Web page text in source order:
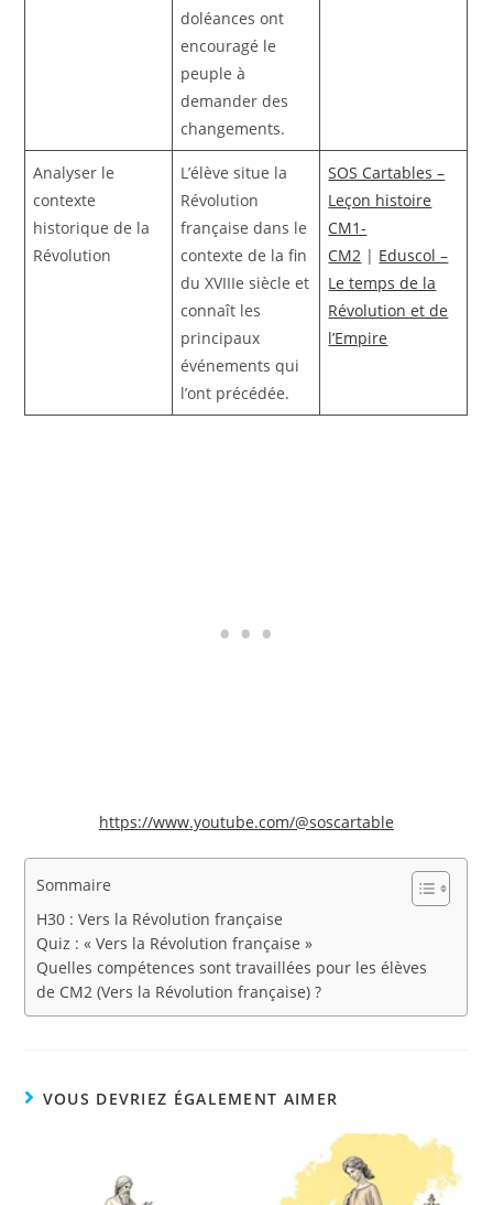
doléances ont
encouragé le
peuple à
demander des
changements.
Analyser le
contexte
historique de la
Révolution
L’élève situe la
Révolution
française dans le
contexte de la fin
du XVIIIe siècle et
connaît les
principaux
événements qui
l’ont précédée.
SOS Cartables –
Leçon histoire
CM1-
CM2 | Eduscol –
Le temps de la
Révolution et de
l’Empire
https://www.youtube.com/@soscartable
Sommaire
H30 : Vers la Révolution française
Quiz : « Vers la Révolution française »
Quelles compétences sont travaillées pour les élèves
de CM2 (Vers la Révolution française) ?
VOUS DEVRIEZ ÉGALEMENT AIMER